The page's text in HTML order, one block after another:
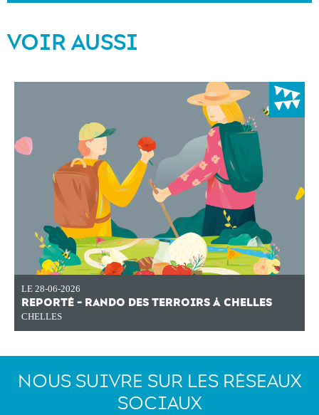
VOIR AUSSI
LE 28-06-2026
REPORTÉ - RANDO DES TERROIRS À CHELLES
CHELLES
NOUS SUIVRE SUR LES RÉSEAUX
SOCIAUX